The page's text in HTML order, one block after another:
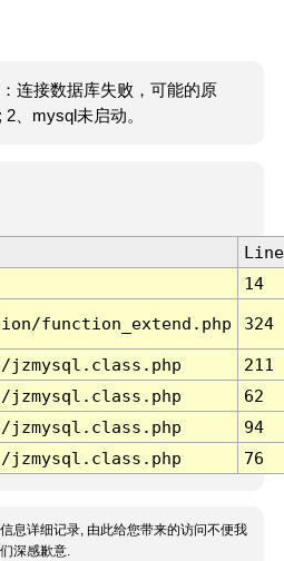
连接数据库失败，可能的原
、mysql未启动。
Line
14
function_extend.php 324
jzmysql.class.php
211
jzmysql.class.php
62
jzmysql.class.php
94
jzmysql.class.php 76
息详细记录, 由此给您带来的访问不便我
们深感歉意.